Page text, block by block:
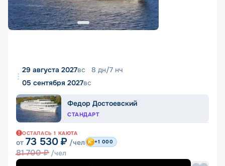
29 августа 2027вс 8 дн/7 нч
05 сентября 2027вс
Федор Достоевский
СТАНДАРТ
ОСТАЛАСЬ 1 КАЮТА
от 73 530 ₽ /чел
81 700₽ /чел
+1 000